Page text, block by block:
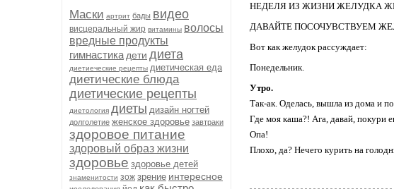
Маски артрит бады видео
висцеральный жир витамины волосы
вредные продукты
гимнастика дети диета
диетиеческие рецепты диетическая еда
диетические блюда
диетические рецепты
диетология диеты дизайн ногтей
долголетие женское здоровье завтраки
здоровое питание
здоровый образ жизни
здоровье здоровье детей
знаменитости зож зрение интересное
НЕДЕЛЯ ИЗ ЖИЗНИ ЖЕЛУДКА
ДАВАЙТЕ ПОСОЧУВСТВУЕМ
Вот как желудок рассуждает:
Понедельник.
Утро.
Так-ак. Оделась, вышла из дома и
Где моя каша?! Ага, давай, покури
Опа!
Плохо, да? Нечего курить на